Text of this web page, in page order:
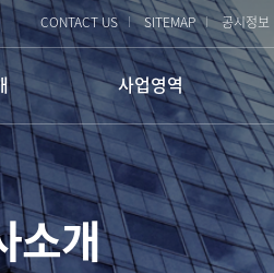
유
사업영역
ENG사업
PLANT ENG
건물/종합 시설관리
정보통신
물류사업
물류사업
빌딩 임대
CONTACT US SITEMAP 공시정보
소개